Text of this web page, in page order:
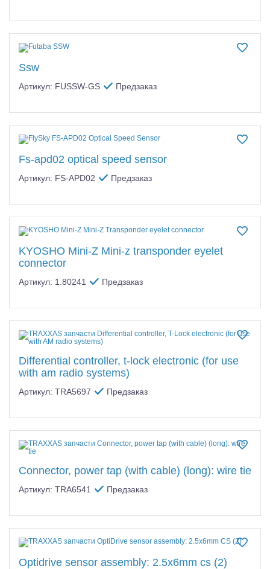
Ssw
Артикул: FUSSW-GS Предзаказ
Fs-apd02 optical speed sensor
Артикул: FS-APD02 Предзаказ
KYOSHO Mini-Z Mini-z transponder eyelet
connector
Артикул: 1.80241 Предзаказ
Differential controller, t-lock electronic (for use
with am radio systems)
Артикул: TRA5697 Предзаказ
Connector, power tap (with cable) (long): wire tie
Артикул: TRA6541 Предзаказ
Optidrive sensor assembly: 2.5x6mm cs (2)